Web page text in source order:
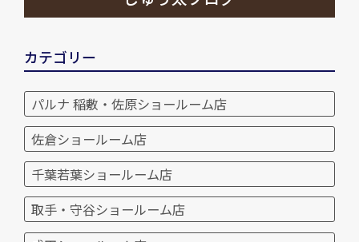
カテゴリー
パルナ 稲敷・佐原ショールーム店
佐倉ショールーム店
千葉若葉ショールーム店
取手・守谷ショールーム店